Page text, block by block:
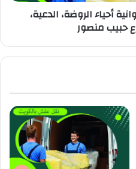
أحياء الروضة، الدعية،
حبيب منصور